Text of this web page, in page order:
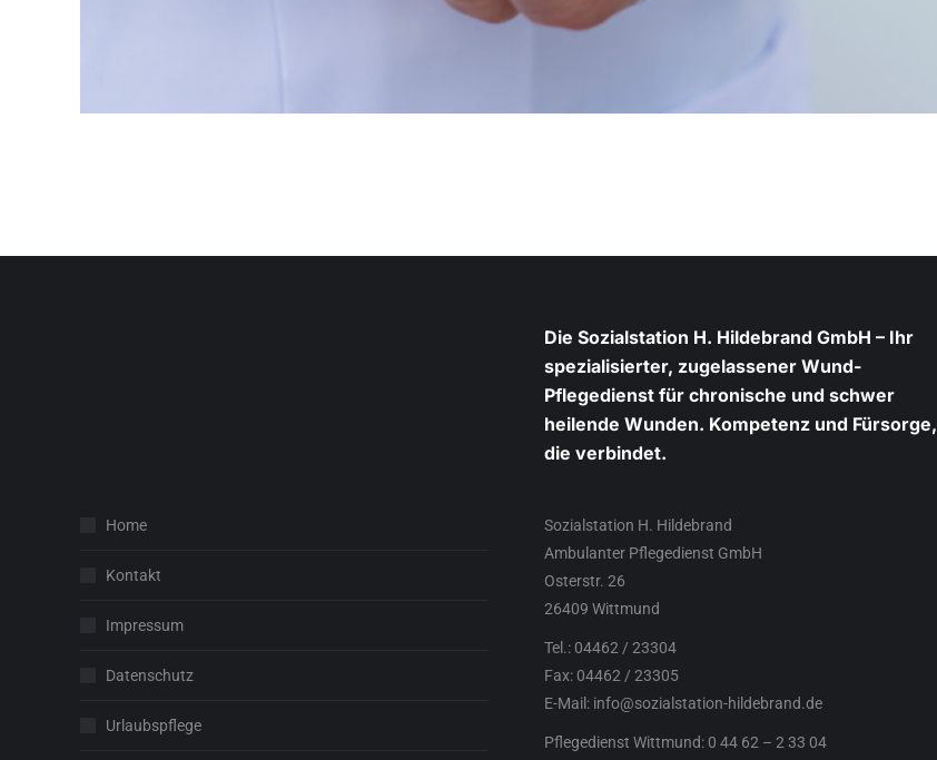
Die Sozialstation H. Hildebrand GmbH – Ihr
spezialisierter, zugelassener Wund-
Pflegedienst für chronische und schwer
heilende Wunden. Kompetenz und Fürsorge,
die verbindet.
Home
Kontakt
Impressum
Datenschutz
Urlaubspflege
Sozialstation H. Hildebrand
Ambulanter Pflegedienst GmbH
Osterstr. 26
26409 Wittmund
Tel.: 04462 / 23304
Fax: 04462 / 23305
E-Mail: info@sozialstation-hildebrand.de
Pflegedienst Wittmund: 0 44 62 – 2 33 04